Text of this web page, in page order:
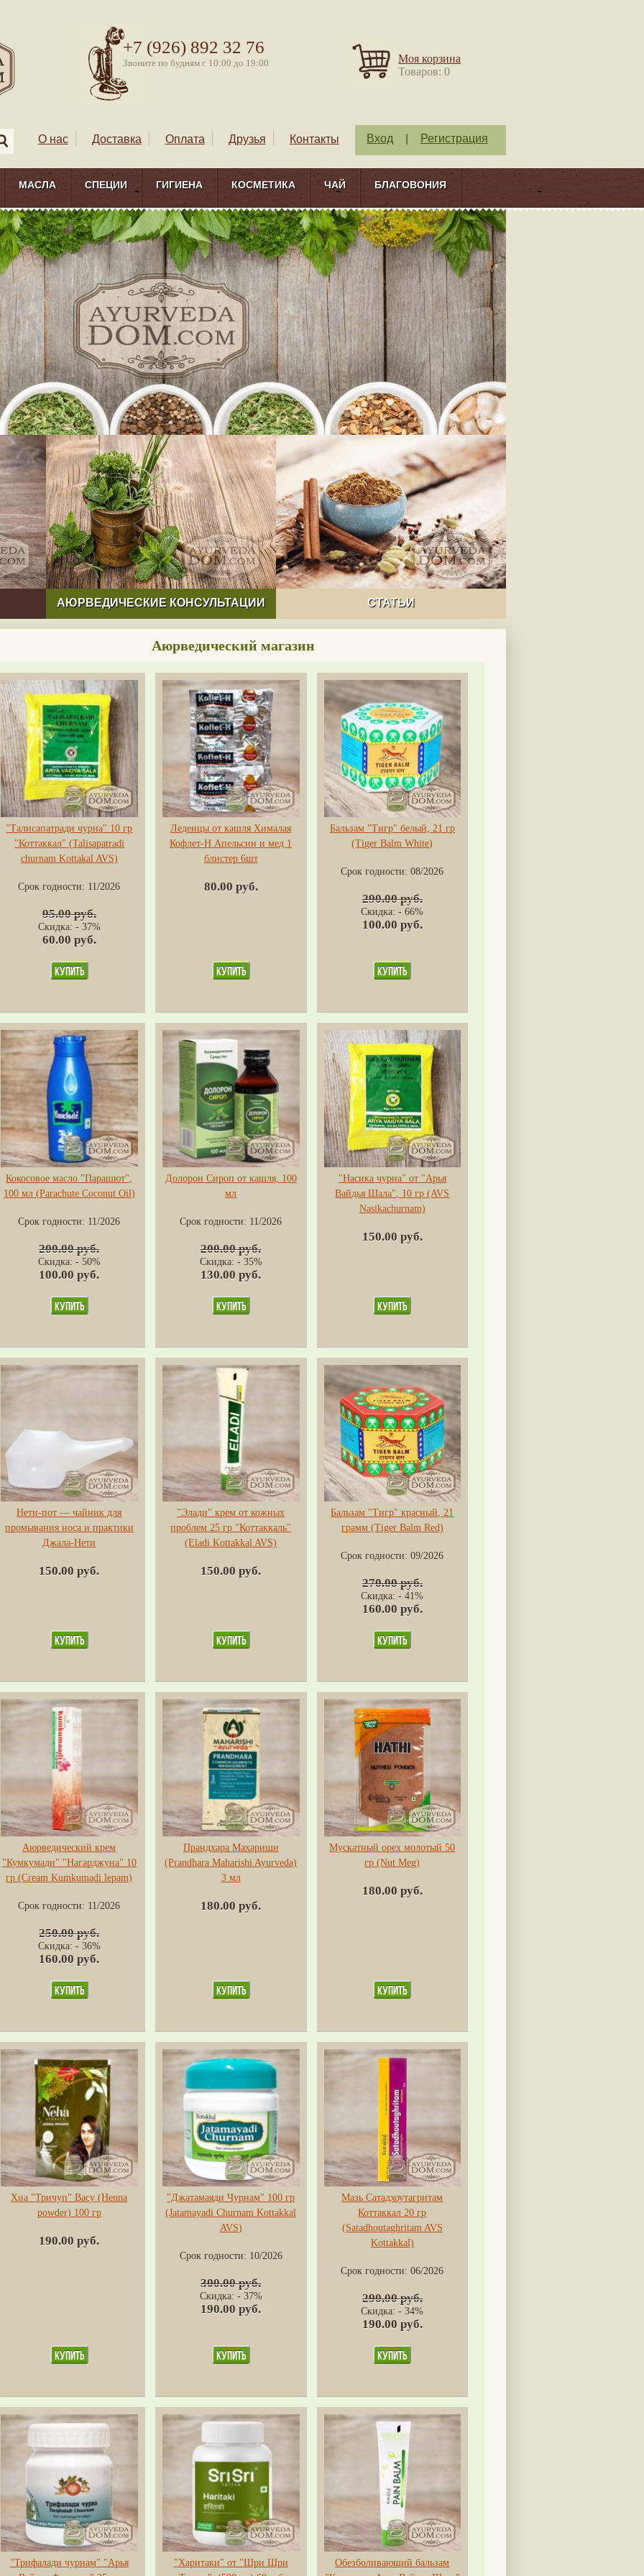
+7 (926) 892 32 76
Звоните по будням с 10:00 до 19:00
Моя корзина
Товаров: 0
О нас Доставка Оплата Друзья Контакты Вход Регистрация
МАСЛА СПЕЦИИ ГИГИЕНА КОСМЕТИКА ЧАЙ БЛАГОВОНИЯ
АЮРВЕДИЧЕСКИЕ КОНСУЛЬТАЦИИ СТАТЬИ
Аюрведический магазин
"Талисапатради чурна" 10 гр
"Коттаккал" (Talisapatradi
churnam Kottakal AVS)
Срок годности: 11/2026
95.00 руб.
Скидка: - 37%
60.00 руб.
Леденцы от кашля Хималая
Кофлет-H Апельсин и мед 1
блистер 6шт
80.00 руб.
Бальзам "Тигр" белый, 21 гр
(Tiger Balm White)
Срок годности:08/2026
290.00 руб.
Скидка: - 66%
100.00 руб.
Кокосовое масло "Парашют",
100 мл (Parachute Coconut Oil)
Срок годности: 11/2026
200.00 руб.
Скидка: - 50%
100.00 руб.
Долорон Сироп от кашля, 100
мл
Срок годности: 11/2026
200.00 руб.
Скидка: - 35%
130.00 руб.
"Насика чурна" от "Арья
Вайдья Шала", 10 гр (AVS
Nasikachurnam)
150.00 руб.
Нети-пот — чайник для
промывания носа и практики
Джала-Нети
150.00 руб.
"Элади" крем от кожных
проблем 25 гр "Коттаккаль"
(Eladi Kottakkal AVS)
150.00 руб.
Бальзам "Тигр" красный, 21
грамм (Tiger Balm Red)
Срок годности:09/2026
270.00 руб.
Скидка: - 41%
160.00 руб.
Аюрведический крем
"Кумкумади" "Нагарджуна" 10
гр (Cream Kumkumadi lepam)
Срок годности: 11/2026
250.00 руб.
Скидка: - 36%
160.00 руб.
Прандхара Махариши
(Prandhara Maharishi Ayurvedа)
3 мл
180.00 руб.
Мускатный орех молотый 50
гр (Nut Meg)
180.00 руб.
Хна "Тричуп" Васу (Henna
powder) 100 гр
190.00 руб.
"Джатамаяди Чурнам" 100 гр
(Jatamayadi Churnam Kottakkal
AVS)
Срок годности: 10/2026
300.00 руб.
Скидка: - 37%
190.00 руб.
Мазь Сатадхоутагритам
Коттаккал 20 гр
(Satadhoutaghritam AVS
Kottakkal)
Срок годности:06/2026
290.00 руб.
Скидка: - 34%
190.00 руб.
"Трифалади чурнам" "Арья
"Харитаки" от "Шри Шри
Обезболивающий бальзам